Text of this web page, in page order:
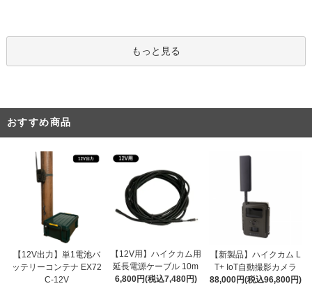
もっと見る
おすすめ商品
【12V出力】単1電池バ
ッテリーコンテナ EX72
C-12V
【12V用】ハイクカム用
延長電源ケーブル 10m
6,800円(税込7,480円)
【新製品】ハイクカム L
T+ IoT自動撮影カメラ
88,000円(税込96,800円)